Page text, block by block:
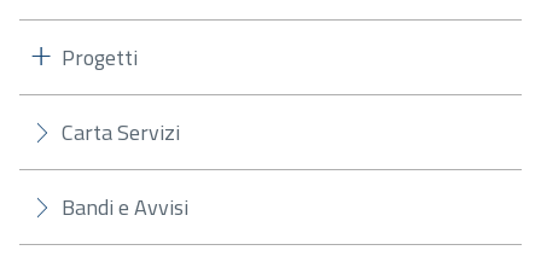
Progetti
Carta Servizi
Bandi e Avvisi